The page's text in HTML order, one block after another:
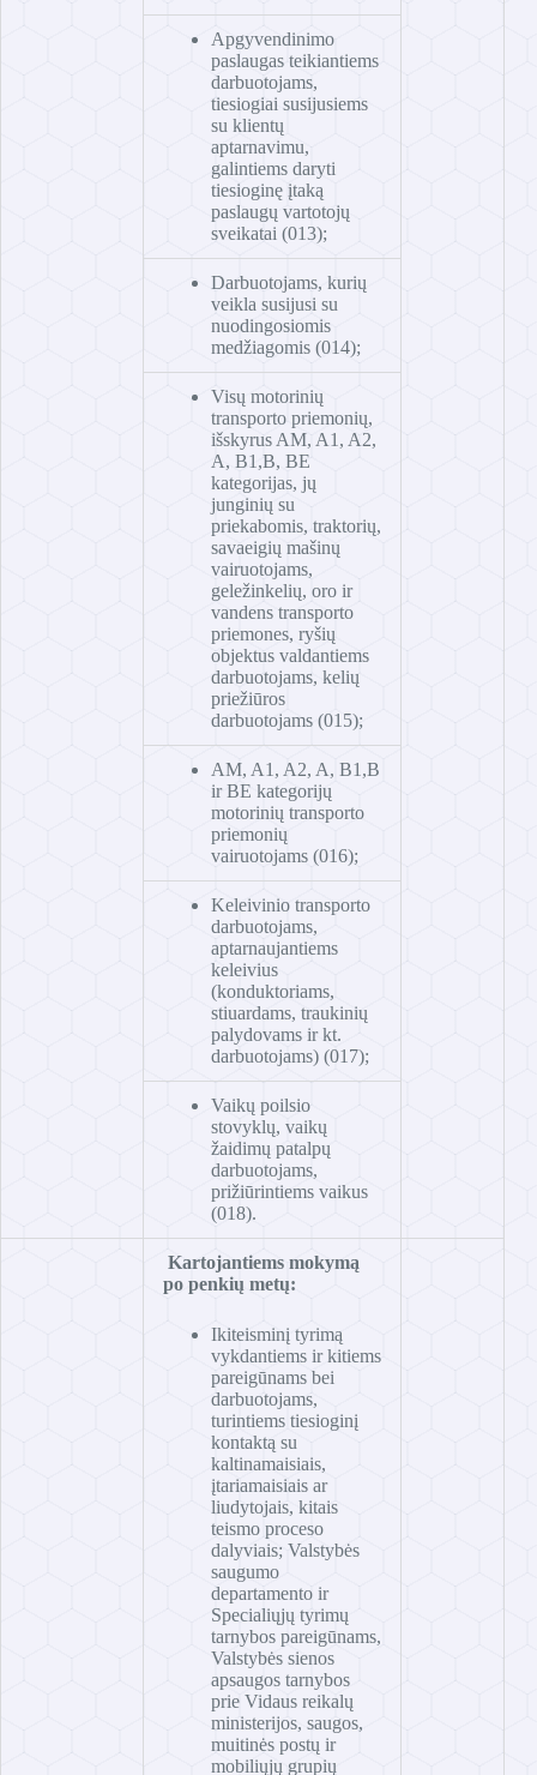
Apgyvendinimo
paslaugas teikiantiems
darbuotojams,
tiesiogiai susijusiems
su klientų
aptarnavimu,
galintiems daryti
tiesioginę įtaką
paslaugų vartotojų
sveikatai (013);
Darbuotojams, kurių
veikla susijusi su
nuodingosiomis
medžiagomis (014);
Visų motorinių
transporto priemonių,
išskyrus AM, A1, A2,
A, B1,B, BE
kategorijas, jų
junginių su
priekabomis, traktorių,
savaeigių mašinų
vairuotojams,
geležinkelių, oro ir
vandens transporto
priemones, ryšių
objektus valdantiems
darbuotojams, kelių
priežiūros
darbuotojams (015);
AM, A1, A2, A, B1,B
ir BE kategorijų
motorinių transporto
priemonių
vairuotojams (016);
Keleivinio transporto
darbuotojams,
aptarnaujantiems
keleivius
(konduktoriams,
stiuardams, traukinių
palydovams ir kt.
darbuotojams) (017);
Vaikų poilsio
stovyklų, vaikų
žaidimų patalpų
darbuotojams,
prižiūrintiems vaikus
(018).
Kartojantiems mokymą
po penkių metų:
Ikiteisminį tyrimą
vykdantiems ir kitiems
pareigūnams bei
darbuotojams,
turintiems tiesioginį
kontaktą su
kaltinamaisiais,
įtariamaisiais ar
liudytojais, kitais
teismo proceso
dalyviais; Valstybės
saugumo
departamento ir
Specialiųjų tyrimų
tarnybos pareigūnams,
Valstybės sienos
apsaugos tarnybos
prie Vidaus reikalų
ministerijos, saugos,
muitinės postų ir
mobiliųjų grupių